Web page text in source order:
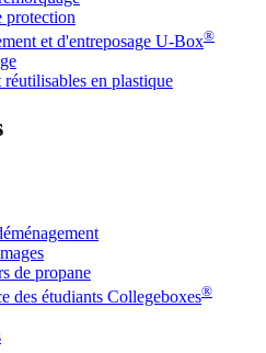
protection
et d'entreposage U-Box®
en plastique
de propane
des étudiants Collegeboxes®